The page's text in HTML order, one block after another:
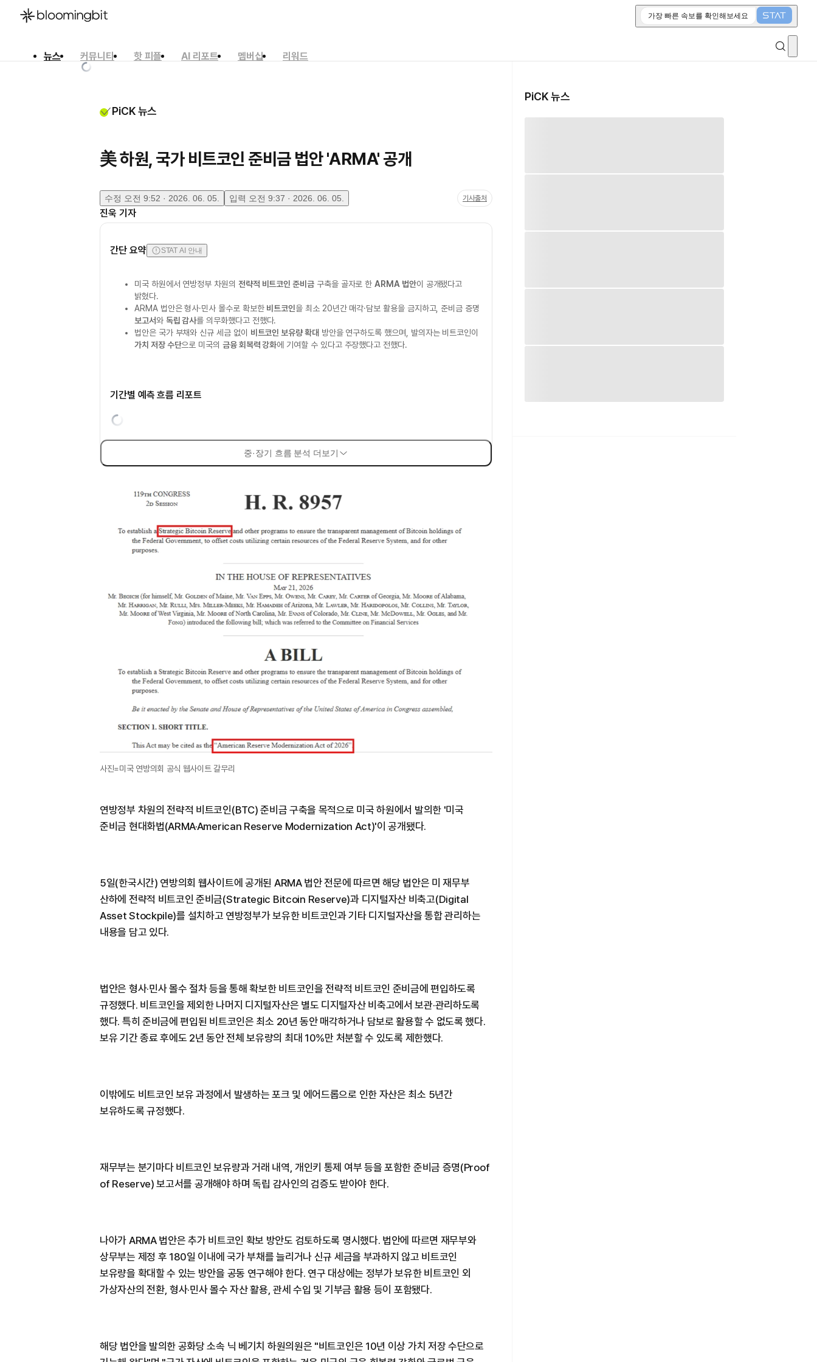
가장 빠른 속보를 확인해보세요
뉴스 커뮤니티 핫 피플 AI 리포트 멤버십
리워드
PiCK 뉴스
美 하원, 국가 비트코인 준비금 법안 'ARMA' 공개
수정 오전 9:52 · 2026. 06. 05. 입력 오전 9:37 · 2026. 06. 05. 기사출처
진욱 기자
간단 요약 STAT AI 안내
미국 하원에서 연방정부 차원의 전략적 비트코인 준비금구축을 골자로 한ARMA 법안이 공개됐다고
밝혔다.
ARMA 법안은 형사·민사 몰수로 확보한 비트코인을 최소 20년간 매각·담보 활용을 금지하고, 준비금 증명
보고서와 독립 감사를 의무화했다고 전했다.
법안은 국가 부채와 신규 세금 없이 비트코인 보유량 확대 방안을 연구하도록 했으며, 발의자는 비트코인이
가치 저장 수단으로 미국의 금융 회복력 강화에 기여할 수 있다고 주장했다고 전했다.
기간별 예측 흐름 리포트
중·장기 흐름 분석 더보기
사진=미국 연방의회 공식 웹사이트 갈무리
연방정부 차원의 전략적 비트코인(BTC) 준비금 구축을 목적으로 미국 하원에서 발의한 '미국
준비금 현대화법(ARMA·American Reserve Modernization Act)'이 공개됐다.
5일(한국시간) 연방의회 웹사이트에 공개된 ARMA 법안 전문에 따르면 해당 법안은 미 재무부
산하에 전략적 비트코인 준비금(Strategic Bitcoin Reserve)과 디지털자산 비축고(Digital
Asset Stockpile)를 설치하고 연방정부가 보유한 비트코인과 기타 디지털자산을 통합 관리하는
내용을 담고 있다.
법안은 형사·민사 몰수 절차 등을 통해 확보한 비트코인을 전략적 비트코인 준비금에 편입하도록
규정했다. 비트코인을 제외한 나머지 디지털자산은 별도 디지털자산 비축고에서 보관·관리하도록
했다. 특히 준비금에 편입된 비트코인은 최소 20년 동안 매각하거나 담보로 활용할 수 없도록 했다.
보유 기간 종료 후에도 2년 동안 전체 보유량의 최대 10%만 처분할 수 있도록 제한했다.
이밖에도 비트코인 보유 과정에서 발생하는 포크 및 에어드롭으로 인한 자산은 최소 5년간
보유하도록 규정했다.
재무부는 분기마다 비트코인 보유량과 거래 내역, 개인키 통제 여부 등을 포함한 준비금 증명(Proof
of Reserve) 보고서를 공개해야 하며 독립 감사인의 검증도 받아야 한다.
나아가 ARMA 법안은 추가 비트코인 확보 방안도 검토하도록 명시했다. 법안에 따르면 재무부와
상무부는 제정 후 180일 이내에 국가 부채를 늘리거나 신규 세금을 부과하지 않고 비트코인
보유량을 확대할 수 있는 방안을 공동 연구해야 한다. 연구 대상에는 정부가 보유한 비트코인 외
가상자산의 전환, 형사·민사 몰수 자산 활용, 관세 수입 및 기부금 활용 등이 포함됐다.
해당 법안을 발의한 공화당 소속 닉 베기치 하원의원은 "비트코인은 10년 이상 가치 저장 수단으로
PiCK 뉴스